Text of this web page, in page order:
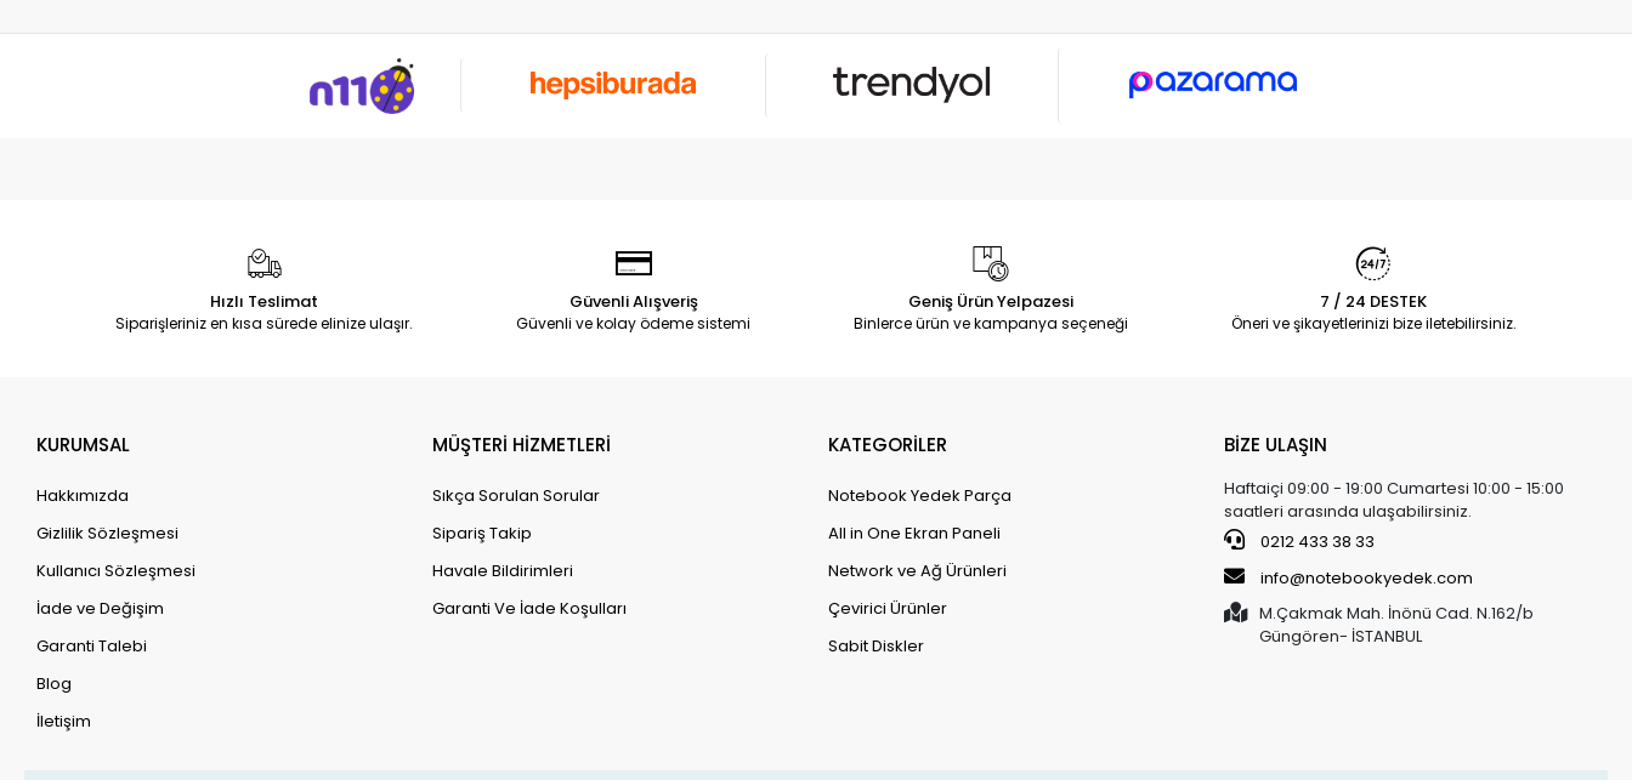
Hızlı Teslimat
Siparişleriniz en kısa sürede elinize ulaşır.
Güvenli Alışveriş
Güvenli ve kolay ödeme sistemi
Geniş Ürün Yelpazesi
Binlerce ürün ve kampanya seçeneği
7 / 24 DESTEK
Öneri ve şikayetlerinizi bize iletebilirsiniz.
KURUMSAL
Hakkımızda
Gizlilik Sözleşmesi
Kullanıcı Sözleşmesi
İade ve Değişim
Garanti Talebi
Blog
İletişim
MÜŞTERİ HİZMETLERİ
Sıkça Sorulan Sorular
Sipariş Takip
Havale Bildirimleri
Garanti Ve İade Koşulları
KATEGORİLER
Notebook Yedek Parça
All in One Ekran Paneli
Network ve Ağ Ürünleri
Çevirici Ürünler
Sabit Diskler
BİZE ULAŞIN
Haftaiçi 09:00 - 19:00 Cumartesi 10:00 - 15:00
saatleri arasında ulaşabilirsiniz.
0212 433 38 33
info@notebookyedek.com
M.Çakmak Mah. İnönü Cad. N.162/b
Güngören- İSTANBUL